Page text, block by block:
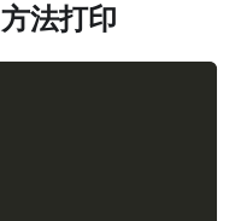
方法打印